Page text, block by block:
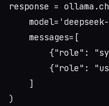
response =
    messages=[
{"role":
{"role":
    ]
)